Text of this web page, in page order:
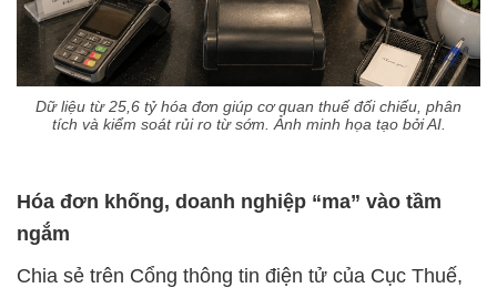
Dữ liệu từ 25,6 tỷ hóa đơn giúp cơ quan thuế đối chiếu, phân
tích và kiểm soát rủi ro từ sớm. Ảnh minh họa tạo bởi AI.
Hóa đơn khống, doanh nghiệp “ma” vào tầm
ngắm
Chia sẻ trên Cổng thông tin điện tử của Cục Thuế,